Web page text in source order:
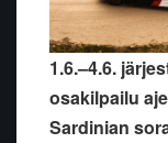
1.6.–4.6.
osakilpailu
Sardinian